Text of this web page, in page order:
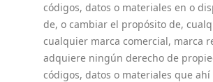
códigos, datos o materiales en o
de, o cambiar el propósito de,
cualquier marca comercial, marca
adquiere ningún derecho de
códigos, datos o materiales que